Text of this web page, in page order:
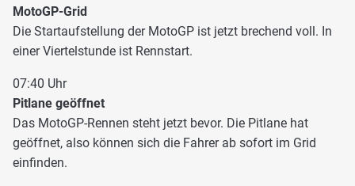
MotoGP-Grid
Die Startaufstellung der MotoGP ist jetzt brechend voll. In
einer Viertelstunde ist Rennstart.
07:40 Uhr
Pitlane geöffnet
Das MotoGP-Rennen steht jetzt bevor. Die Pitlane hat
geöffnet, also können sich die Fahrer ab sofort im Grid
einfinden.